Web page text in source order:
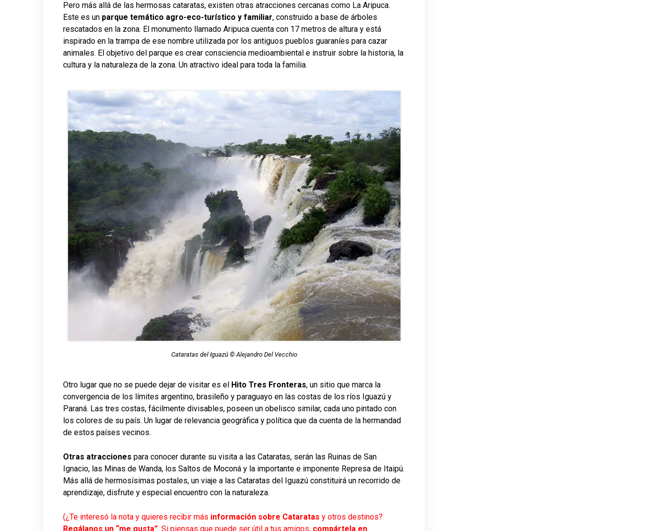
Pero más allá de las hermosas cataratas, existen otras atracciones cercanas como La Aripuca.
Este es un parque temático agro-eco-turístico y familiar, construido a base de árboles
rescatados en la zona. El monumento llamado Aripuca cuenta con 17 metros de altura y está
inspirado en la trampa de ese nombre utilizada por los antiguos pueblos guaraníes para cazar
animales. El objetivo del parque es crear consciencia medioambiental e instruir sobre la historia, la
cultura y la naturaleza de la zona. Un atractivo ideal para toda la familia.
Cataratas del Iguazú © Alejandro Del Vecchio
Otro lugar que no se puede dejar de visitar es el Hito Tres Fronteras, un sitio que marca la
convergencia de los límites argentino, brasileño y paraguayo en las costas de los ríos Iguazú y
Paraná. Las tres costas, fácilmente divisables, poseen un obelisco similar, cada uno pintado con
los colores de su país. Un lugar de relevancia geográfica y política que da cuenta de la hermandad
de estos países vecinos.
Otras atracciones para conocer durante su visita a las Cataratas, serán las Ruinas de San
Ignacio, las Minas de Wanda, los Saltos de Moconá y la importante e imponente Represa de Itaipú.
Más allá de hermosísimas postales, un viaje a las Cataratas del Iguazú constituirá un recorrido de
aprendizaje, disfrute y especial encuentro con la naturaleza.
(¿Te interesó la nota y quieres recibir más información sobre Cataratas y otros destinos?
Regálanos un “me gusta”. Si piensas que puede ser útil a tus amigos, compártela en